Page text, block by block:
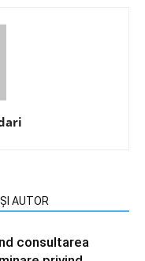
AUTOR
consultarea